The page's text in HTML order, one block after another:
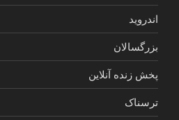
اندروید
بزرگسالان
پخش زنده آنلاین
ترسناک